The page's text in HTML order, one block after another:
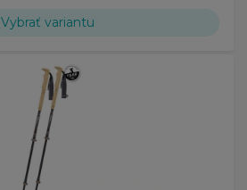
Vybrať variantu